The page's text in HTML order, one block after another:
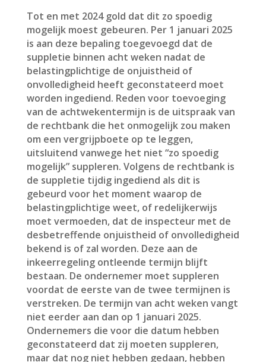
Tot en met 2024 gold dat dit zo spoedig
mogelijk moest gebeuren. Per 1 januari 2025
is aan deze bepaling toegevoegd dat de
suppletie binnen acht weken nadat de
belastingplichtige de onjuistheid of
onvolledigheid heeft geconstateerd moet
worden ingediend. Reden voor toevoeging
van de achtwekentermijn is de uitspraak van
de rechtbank die het onmogelijk zou maken
om een vergrijpboete op te leggen,
uitsluitend vanwege het niet “zo spoedig
mogelijk” suppleren. Volgens de rechtbank is
de suppletie tijdig ingediend als dit is
gebeurd voor het moment waarop de
belastingplichtige weet, of redelijkerwijs
moet vermoeden, dat de inspecteur met de
desbetreffende onjuistheid of onvolledigheid
bekend is of zal worden. Deze aan de
inkeerregeling ontleende termijn blijft
bestaan. De ondernemer moet suppleren
voordat de eerste van de twee termijnen is
verstreken. De termijn van acht weken vangt
niet eerder aan dan op 1 januari 2025.
Ondernemers die voor die datum hebben
geconstateerd dat zij moeten suppleren,
maar dat nog niet hebben gedaan, hebben